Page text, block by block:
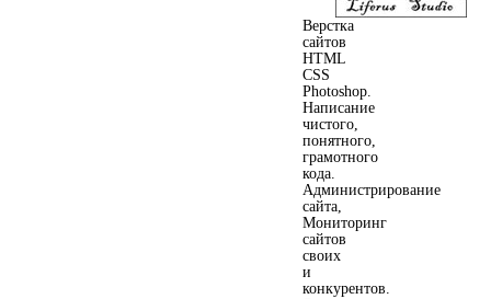
Верстка
сайтов
HTML
CSS
Photoshop.
Написание
чистого,
понятного,
грамотного
кода.
Администрирование
сайта,
Мониторинг
сайтов
своих
и
конкурентов.